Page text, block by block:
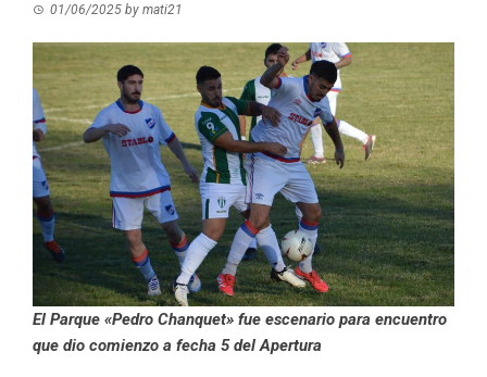
01/06/2025 by mati21
El Parque «Pedro Chanquet» fue escenario para encuentro
que dio comienzo a fecha 5 del Apertura